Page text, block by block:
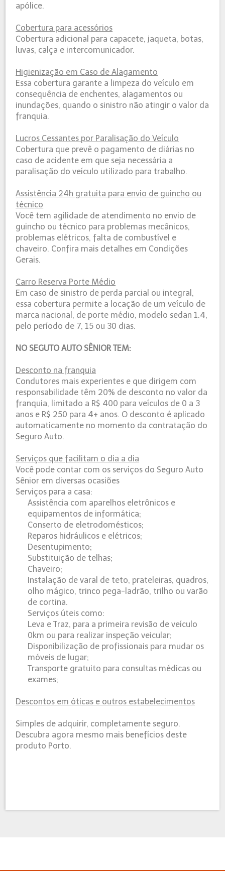
apólice.
Cobertura para acessórios
Cobertura adicional para capacete, jaqueta, botas,
luvas, calça e intercomunicador.
Higienização em Caso de Alagamento
Essa cobertura garante a limpeza do veículo em
consequência de enchentes, alagamentos ou
inundações, quando o sinistro não atingir o valor da
franquia.
Lucros Cessantes por Paralisação do Veículo
Cobertura que prevê o pagamento de diárias no
caso de acidente em que seja necessária a
paralisação do veículo utilizado para trabalho.
Assistência 24h gratuita para envio de guincho ou
técnico
Você tem agilidade de atendimento no envio de
guincho ou técnico para problemas mecânicos,
problemas elétricos, falta de combustível e
chaveiro. Confira mais detalhes em Condições
Gerais.
Carro Reserva Porte Médio
Em caso de sinistro de perda parcial ou integral,
essa cobertura permite a locação de um veículo de
marca nacional, de porte médio, modelo sedan 1.4,
pelo período de 7, 15 ou 30 dias.
NO SEGUTO AUTO SÊNIOR TEM:
Desconto na franquia
Condutores mais experientes e que dirigem com
responsabilidade têm 20% de desconto no valor da
franquia, limitado a R$ 400 para veículos de 0 a 3
anos e R$ 250 para 4+ anos. O desconto é aplicado
automaticamente no momento da contratação do
Seguro Auto.
Serviços que facilitam o dia a dia
Você pode contar com os serviços do Seguro Auto
Sênior em diversas ocasiões
Serviços para a casa:
Assistência com aparelhos eletrônicos e
equipamentos de informática;
Conserto de eletrodomésticos;
Reparos hidráulicos e elétricos;
Desentupimento;
Substituição de telhas;
Chaveiro;
Instalação de varal de teto, prateleiras, quadros,
olho mágico, trinco pega-ladrão, trilho ou varão
de cortina.
Serviços úteis como:
Leva e Traz, para a primeira revisão de veículo
0km ou para realizar inspeção veicular;
Disponibilização de profissionais para mudar os
móveis de lugar;
Transporte gratuito para consultas médicas ou
exames;
Descontos em óticas e outros estabelecimentos
Simples de adquirir, completamente seguro.
Descubra agora mesmo mais benefícios deste
produto Porto.